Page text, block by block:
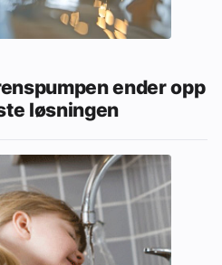
ender opp
løsningen